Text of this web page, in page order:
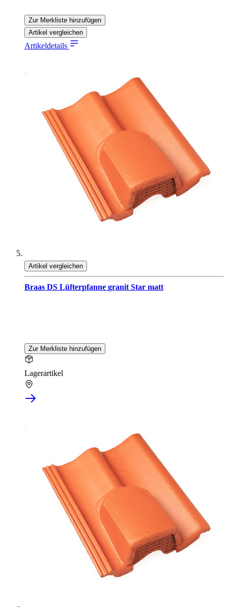
Zur Merkliste hinzufügen
Artikel vergleichen
Artikeldetails
Artikel vergleichen
Braas DS Lüfterpfanne granit Star matt
Zur Merkliste hinzufügen
Lagerartikel